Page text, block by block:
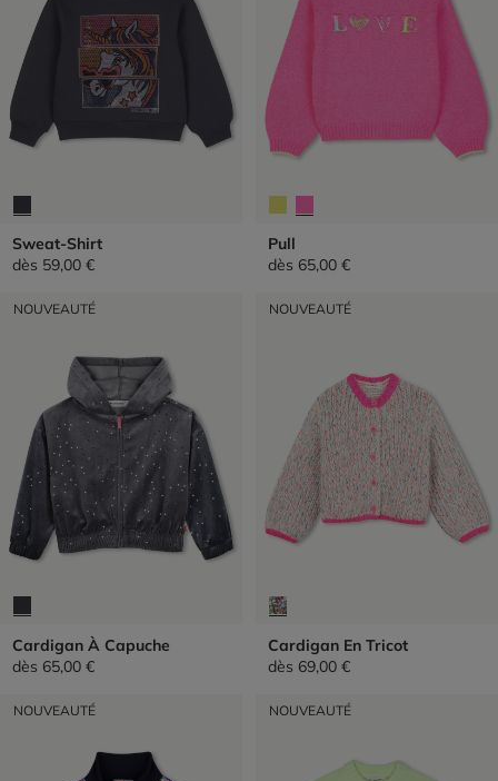
Sweat-Shirt
dès 59,00 €
Pull
dès 65,00 €
NOUVEAUTÉ
Cardigan À Capuche
dès 65,00 €
NOUVEAUTÉ
Cardigan En Tricot
dès 69,00 €
NOUVEAUTÉ NOUVEAUTÉ